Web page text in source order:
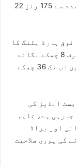
22 سالہ برائن بینیٹ دو نصف سنچریز کی مدد سے 175 رنز
ہارڈ ہٹنگ کا
ہے۔ زمبابوے نے پورے ٹورنامنٹ میں صرف 8 چھکے لگائے
ہیں جبکہ ویسٹ انڈین ٹیم چار میچز میں اب تک 36 چھکے
انڈیز کی
ہے، تاہم
اور براڈ
کی پوری صلاحیت